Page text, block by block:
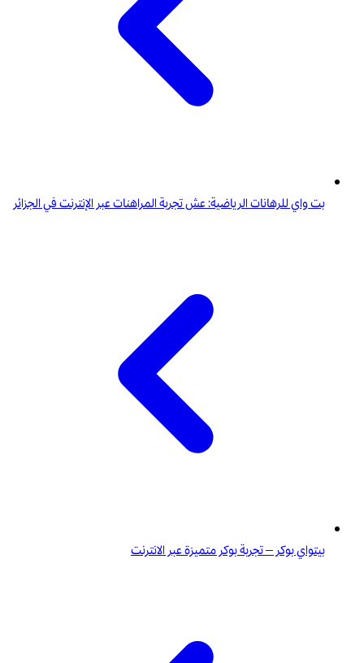
بت واي للرهانات الرياضية: عش تجربة المراهنات عبر الإنترنت في الجزائر
بيتواي بوكر – تجربة بوكر متميزة عبر الانترنت